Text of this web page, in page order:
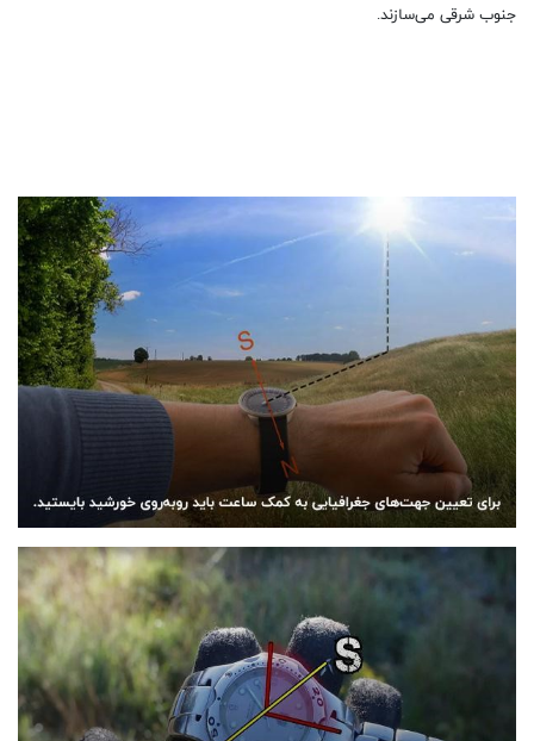
جنوب شرقی می‌سازند.